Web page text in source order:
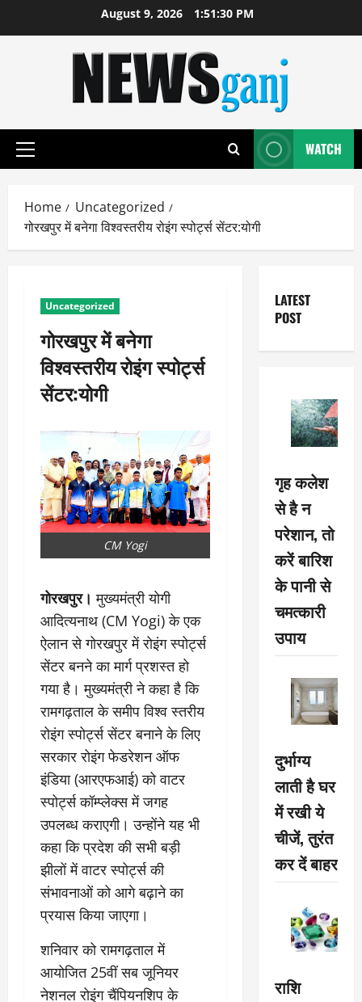
August 9, 2026 1:51:31 PM
Primary
WATCH
Home
Uncategorized
गोरखपुर में बनेगा विश्वस्तरीय रोइंग स्पोर्ट्स सेंटर:योगी
Uncategorized
गोरखपुर में बनेगा
विश्वस्तरीय रोइंग स्पोर्ट्स
सेंटर:योगी
CM Yogi
गोरखपुर। मुख्यमंत्री योगी
आदित्यनाथ (CM Yogi) के एक
ऐलान से गोरखपुर में रोइंग स्पोर्ट्स
सेंटर बनने का मार्ग प्रशस्त हो
गया है। मुख्यमंत्री ने कहा है कि
रामगढ़ताल के समीप विश्व स्तरीय
रोइंग स्पोर्ट्स सेंटर बनाने के लिए
सरकार रोइंग फेडरेशन ऑफ
इंडिया (आरएफआई) को वाटर
स्पोर्ट्स कॉम्प्लेक्स में जगह
उपलब्ध कराएगी। उन्होंने यह भी
कहा कि प्रदेश की सभी बड़ी
झीलों में वाटर स्पोर्ट्स की
संभावनाओं को आगे बढ़ाने का
प्रयास किया जाएगा।
शनिवार को रामगढ़ताल में
आयोजित 25वीं सब जूनियर
नेशनल रोइंग चैंपियनशिप के
LATEST
POST
गृह कलेश
से है न
परेशान, तो
करें बारिश
के पानी से
चमत्कारी
उपाय
दुर्भाग्य
लाती है घर
में रखी ये
चीजें, तुरंत
कर दें बाहर
राशि